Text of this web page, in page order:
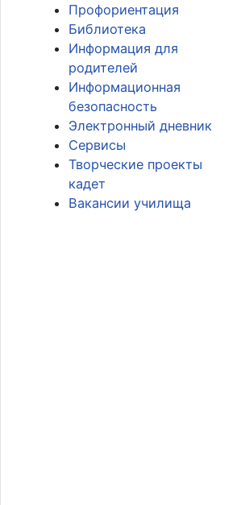
Профориентация
Библиотека
Информация для
родителей
Информационная
безопасность
Электронный дневник
Сервисы
Творческие проекты
кадет
Вакансии училища